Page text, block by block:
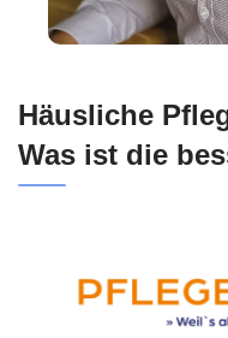
Häusliche
Was ist die